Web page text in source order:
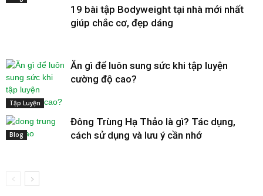
19 bài tập Bodyweight tại nhà mới nhất
giúp chắc cơ, đẹp dáng
Tập Luyện
Ăn gì để luôn sung sức khi tập luyện
cường độ cao?
Blog
Đông Trùng Hạ Thảo là gì? Tác dụng,
cách sử dụng và lưu ý cần nhớ